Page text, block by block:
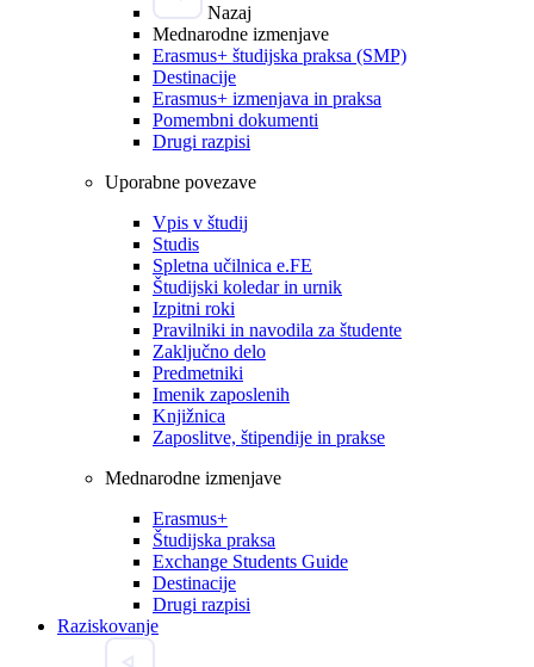
Nazaj
Mednarodne izmenjave
Erasmus+ študijska praksa (SMP)
Destinacije
Erasmus+ izmenjava in praksa
Pomembni dokumenti
Drugi razpisi
Uporabne povezave
Vpis v študij
Studis
Spletna učilnica e.FE
Študijski koledar in urnik
Izpitni roki
Pravilniki in navodila za študente
Zaključno delo
Predmetniki
Imenik zaposlenih
Knjižnica
Zaposlitve, štipendije in prakse
Mednarodne izmenjave
Erasmus+
Študijska praksa
Exchange Students Guide
Destinacije
Drugi razpisi
Raziskovanje